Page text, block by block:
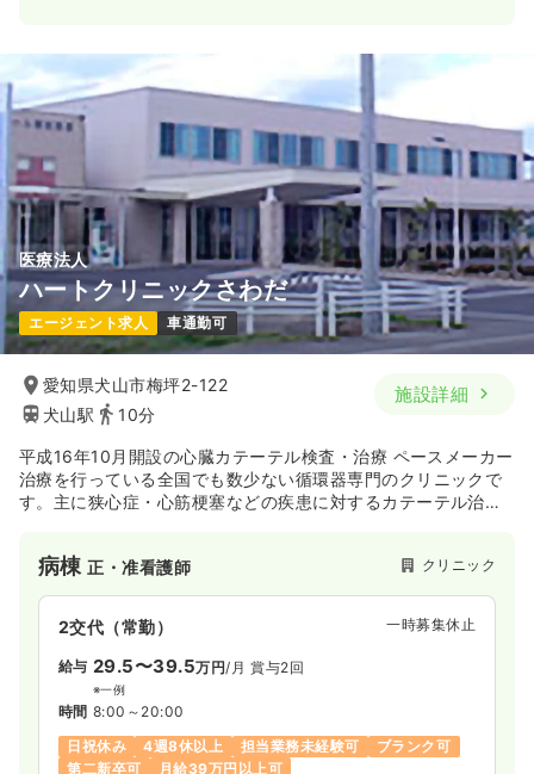
医療法人
ハートクリニックさわだ
エージェント求人 車通勤可
愛知県犬山市梅坪2-122
犬山駅
10分
施設詳細
平成16年10月開設の心臓カテーテル検査・治療 ペースメーカー
治療を行っている全国でも数少ない循環器専門のクリニックで
す。主に狭心症・心筋梗塞などの疾患に対するカテーテル治療
との協力連携のもとに、最先端医療を積極的に導入し、皆様に
信頼されるより上質な医療サービスを提供しています。
病棟正・准看護師 クリニック
2交代（常勤） 一時募集休止
給与 29.5〜39.5万円/月 賞与2回
※一例
時間 8:00～20:00
日祝休み
4週8休以上 担当業務未経験可
ブランク可
第二新卒可
月給39万円以上可